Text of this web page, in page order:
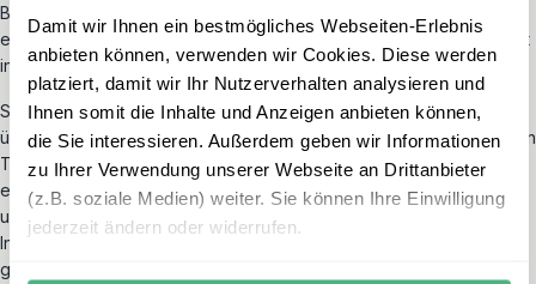
Damit wir Ihnen ein bestmögliches Webseiten-Erlebnis
anbieten können, verwenden wir Cookies. Diese werden
platziert, damit wir Ihr Nutzerverhalten analysieren und
Ihnen somit die Inhalte und Anzeigen anbieten können,
die Sie interessieren. Außerdem geben wir Informationen
zu Ihrer Verwendung unserer Webseite an Drittanbieter
(z.B. soziale Medien) weiter. Sie können Ihre Einwilligung
jederzeit ändern oder widerrufen.
Besuch in Hobbiton ein unvergessliches Erlebnis. Die liebevoll
erhaltenen Filmkulissen in der Nähe von Matamata lassen Sie direkt
in die zauberhafte Welt vonMittelerdeeintauchen.
Spazieren Sie durchdas malerische Auenland, vorbei an
üppigen Gärten und den ikonischen Hobbit-Höhlen mit ihren runden
Türen und detailreichen Fassaden. Bei einer geführten Tour
erfahren Sie interessante Hintergründe zur Entstehung der Filme
und den Drehorten. Zum Abschluss können Sie im Green Dragon
Inn einkehren und bei einem Getränk das besondere Flair
genießen. Hobbiton ist ein magischer Ort, der die Geschichten von